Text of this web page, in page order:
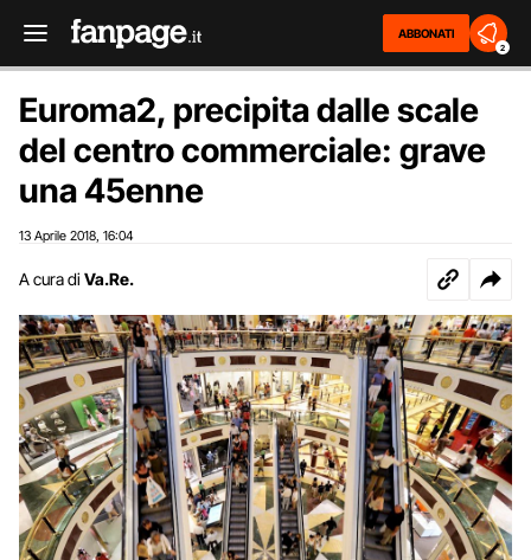
ABBONATI
2
Euroma2, precipita dalle scale
del centro commerciale: grave
una 45enne
13 Aprile 2018 16:04
A cura di Va.Re.